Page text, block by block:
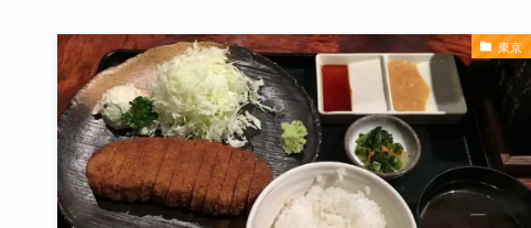
東京